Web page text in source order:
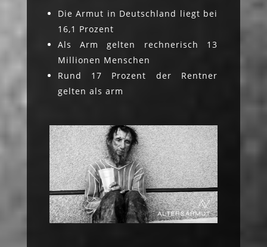
Die Armut in Deutschland liegt bei
16,1 Prozent
Als Arm gelten rechnerisch 13
Millionen Menschen
Rund 17 Prozent der Rentner
gelten als arm